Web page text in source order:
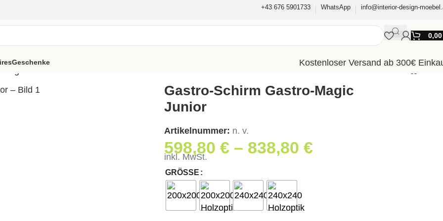
+43 676 5901733 WhatsApp info@interior-design-
Geschenke
Kostenloser Versand ab 300€
Gastro-Schirm Gastro-Magic
Junior
Artikelnummer: n. v.
598,80 €– 838,80 €
inkl. MwSt.
GRÖSSE